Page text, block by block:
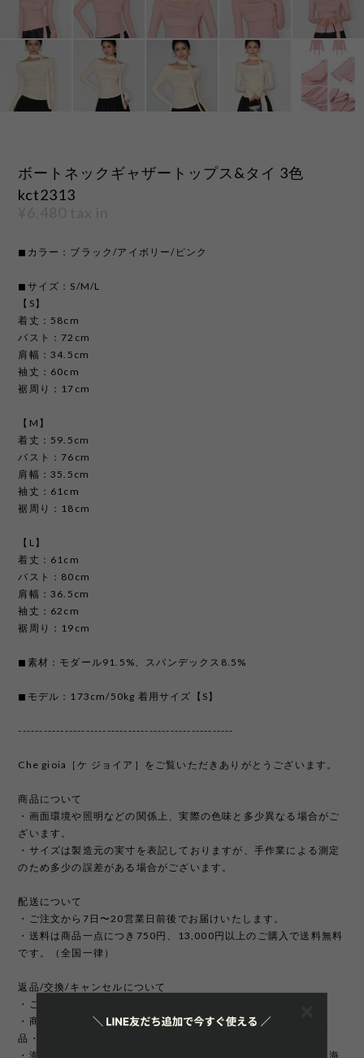
ボートネックギャザートップス&タイ 3色
kct2313
◼︎カラー：ブラック/アイボリー/ピンク
◼︎サイズ：S/M/L
【S】
着丈：58cm
バスト：72cm
肩幅：34.5cm
袖丈：60cm
裾周り：17cm
【M】
着丈：59.5cm
バスト：76cm
肩幅：35.5cm
袖丈：61cm
裾周り：18cm
【L】
着丈：61cm
バスト：80cm
肩幅：36.5cm
袖丈：62cm
裾周り：19cm
◼︎素材：モダール91.5%、スパンデックス8.5%
◼︎モデル：173cm/50kg 着用サイズ【S】
---------------------------------------------------
Che gioia［ケ ジョイア］をご覧いただきありがとうございます。
商品について
・画面環境や照明などの関係上、実際の色味と多少異なる場合がご
ざいます。
・サイズは製造元の実寸を表記しておりますが、手作業による測定
のため多少の誤差がある場合がございます。
配送について
・ご注文から7日〜20営業日前後でお届けいたします。
・送料は商品一点につき750円、13,000円以上のご購入で送料無料
です。（全国一律）
返品/交換/キャンセルについて
・ご注文完了後の変更、キャンセルは承っておりません。
・商品のイメージ違いやサイズ違いなどお客様のご都合による返
品・交換はお受け致しかねます。
・海外製品は日本製に比べて縫製などが荒い場合がございます。海